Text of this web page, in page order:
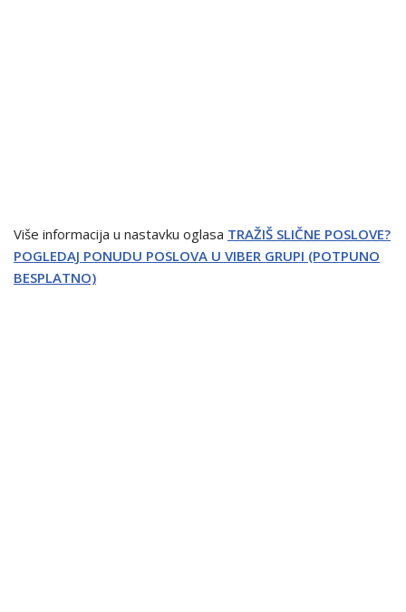
Više informacija u nastavku oglasa TRAŽIŠ SLIČNE POSLOVE?
POGLEDAJ PONUDU POSLOVA U VIBER GRUPI (POTPUNO
BESPLATNO)